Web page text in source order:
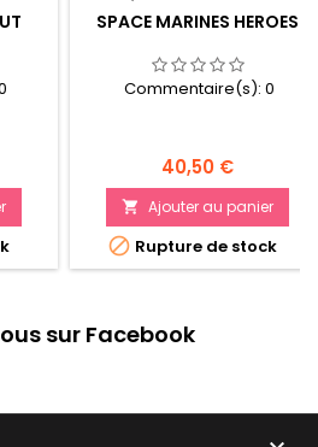
SPACE MARINES HEROES
Commentaire(s): 0
Prix
40,50 €
 Ajouter au panier
 Rupture de stock
sur Facebook